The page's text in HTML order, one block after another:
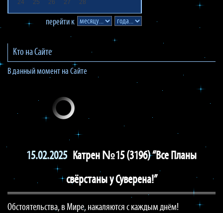
24
25 26 27 28
перейти к
Кто на Сайте
В данный момент на Сайте
15.02.2025 Катрен №15 (3196) “Все Планы
свёрстаны у Суверена!”
Обстоятельства, в Мире, накаляются с каждым днём!